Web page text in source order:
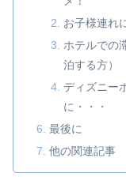
お子様連れ
ホテルでの
泊する方）
ディズニー
に・・・
最後に
他の関連記事